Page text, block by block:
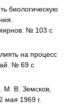
биологическую
№ 103 с
на процесс
№ 69 с
М. В. Земсков,
мая 1969 г.